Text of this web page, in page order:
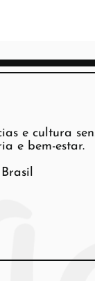
e cultura
e bem-estar.